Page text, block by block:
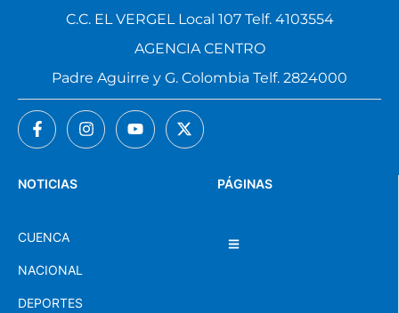
PÁGINAS
NOTICIAS
CUENCA
NACIONAL
DEPORTES
C.C. EL VERGEL Local 107 Telf. 4103554
AGENCIA CENTRO
Padre Aguirre y G. Colombia Telf. 2824000